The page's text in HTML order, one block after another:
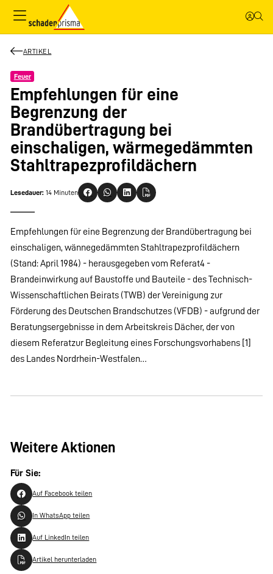
ARTIKEL
Feuer
Empfehlungen für eine
Begrenzung der
Brandübertragung bei
einschaligen, wärmegedämmten
Stahltrapezprofildächern
Lesedauer: 14 Minuten
Empfehlungen für eine Begrenzung der Brandübertragung bei
einschaligen, wännegedämmten Stahltrapezprofildächern
(Stand: April 1984) - herausgegeben vom Referat4 -
Brandeinwirkung auf Baustoffe und Bauteile - des Technisch-
Wissenschaftlichen Beirats (TWB) der Vereinigung zur
Förderung des Deutschen Brandschutzes (VFDB) - aufgrund der
Beratungsergebnisse in dem Arbeitskreis Dächer, der von
diesem Referatzur Begleitung eines Forschungsvorhabens [1]
des Landes Nordrhein-Westfalen…
Weitere Aktionen
Für Sie:
Auf Facebook teilen
In WhatsApp teilen
Auf LinkedIn teilen
Artikel herunterladen